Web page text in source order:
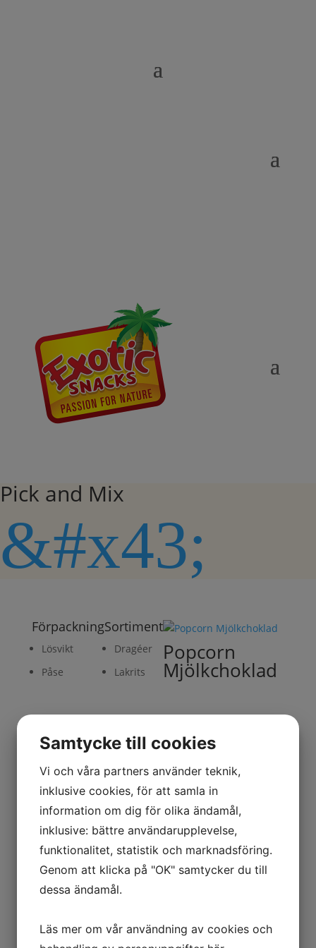
Pick and Mix
&#x43;
Förpackning
Lösvikt
Påse
Sortiment
Dragéer
Lakrits
Popcorn
Mjölkchoklad
Salmiakmandlar
mjölkchoklad
Salmiakrullad Lakrits
Mjölkchoklad
Saltlakrits mjölkchoklad
Samtycke till cookies
Vi och våra partners använder teknik,
inklusive cookies, för att samla in
information om dig för olika ändamål,
inklusive: bättre användarupplevelse,
funktionalitet, statistik och marknadsföring.
Genom att klicka på "OK" samtycker du till
dessa ändamål.
Läs mer om vår användning av cookies och